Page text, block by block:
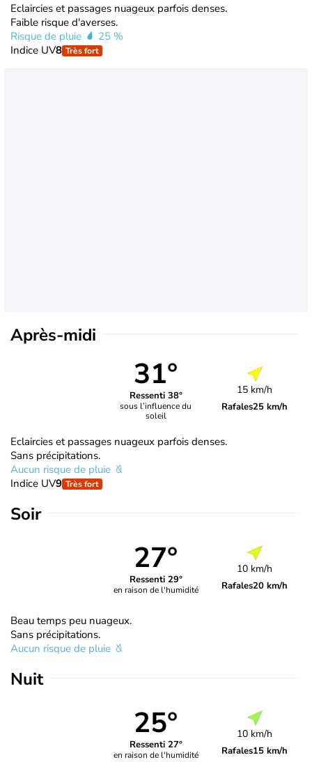
Eclaircies et passages nuageux parfois denses.
Faible risque d'averses.
Risque de pluie
25 %
Indice UV8 Très fort
Après-midi
31°
Ressenti 38°
sous l’influence du
soleil
15 km/h
Rafales25 km/h
Eclaircies et passages nuageux parfois denses.
Sans précipitations.
Aucun risque de pluie
Indice UV9 Très fort
Soir
27°
Ressenti 29°
en raison de l'humidité
10 km/h
Rafales20 km/h
Beau temps peu nuageux.
Sans précipitations.
Aucun risque de pluie
Nuit
25°
Ressenti 27°
en raison de l'humidité
10 km/h
Rafales15 km/h